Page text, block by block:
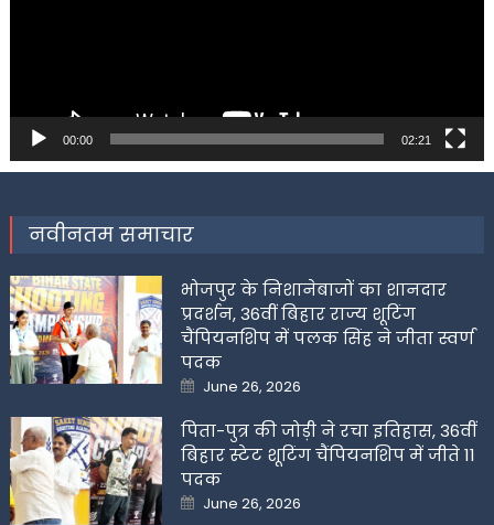
00:00 02:21
नवीनतम समाचार
भोजपुर के निशानेबाजों का शानदार
प्रदर्शन, 36वीं बिहार राज्य शूटिंग
चैंपियनशिप में पलक सिंह ने जीता स्वर्ण
पदक
Posted
on
June 26, 2026
पिता-पुत्र की जोड़ी ने रचा इतिहास, 36वीं
बिहार स्टेट शूटिंग चैंपियनशिप में जीते 11
पदक
Posted
on
June 26, 2026